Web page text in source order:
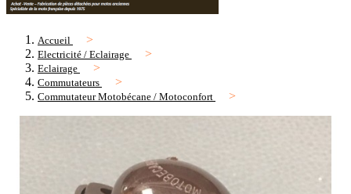
Accueil
Electricité / Eclairage
Eclairage
Commutateurs
Commutateur Motobécane / Motoconfort